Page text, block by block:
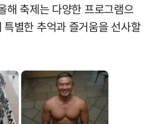
해 축제는 다양한 프로그램으
별한 추억과 즐거움을 선사할